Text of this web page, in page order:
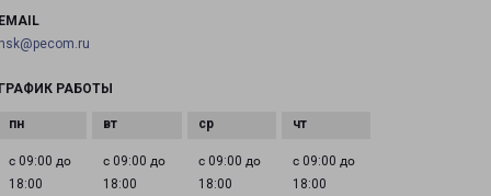
РАБОТЫ
с 09:00 до
18:00
с 09:00 до
18:00
с 09:00 до
18:00
с 09:00 до
18:00